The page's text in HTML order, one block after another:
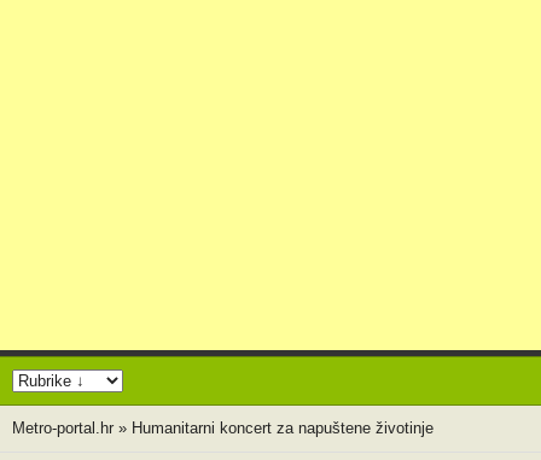
Metro-portal.hr » Humanitarni koncert za napuštene životinje